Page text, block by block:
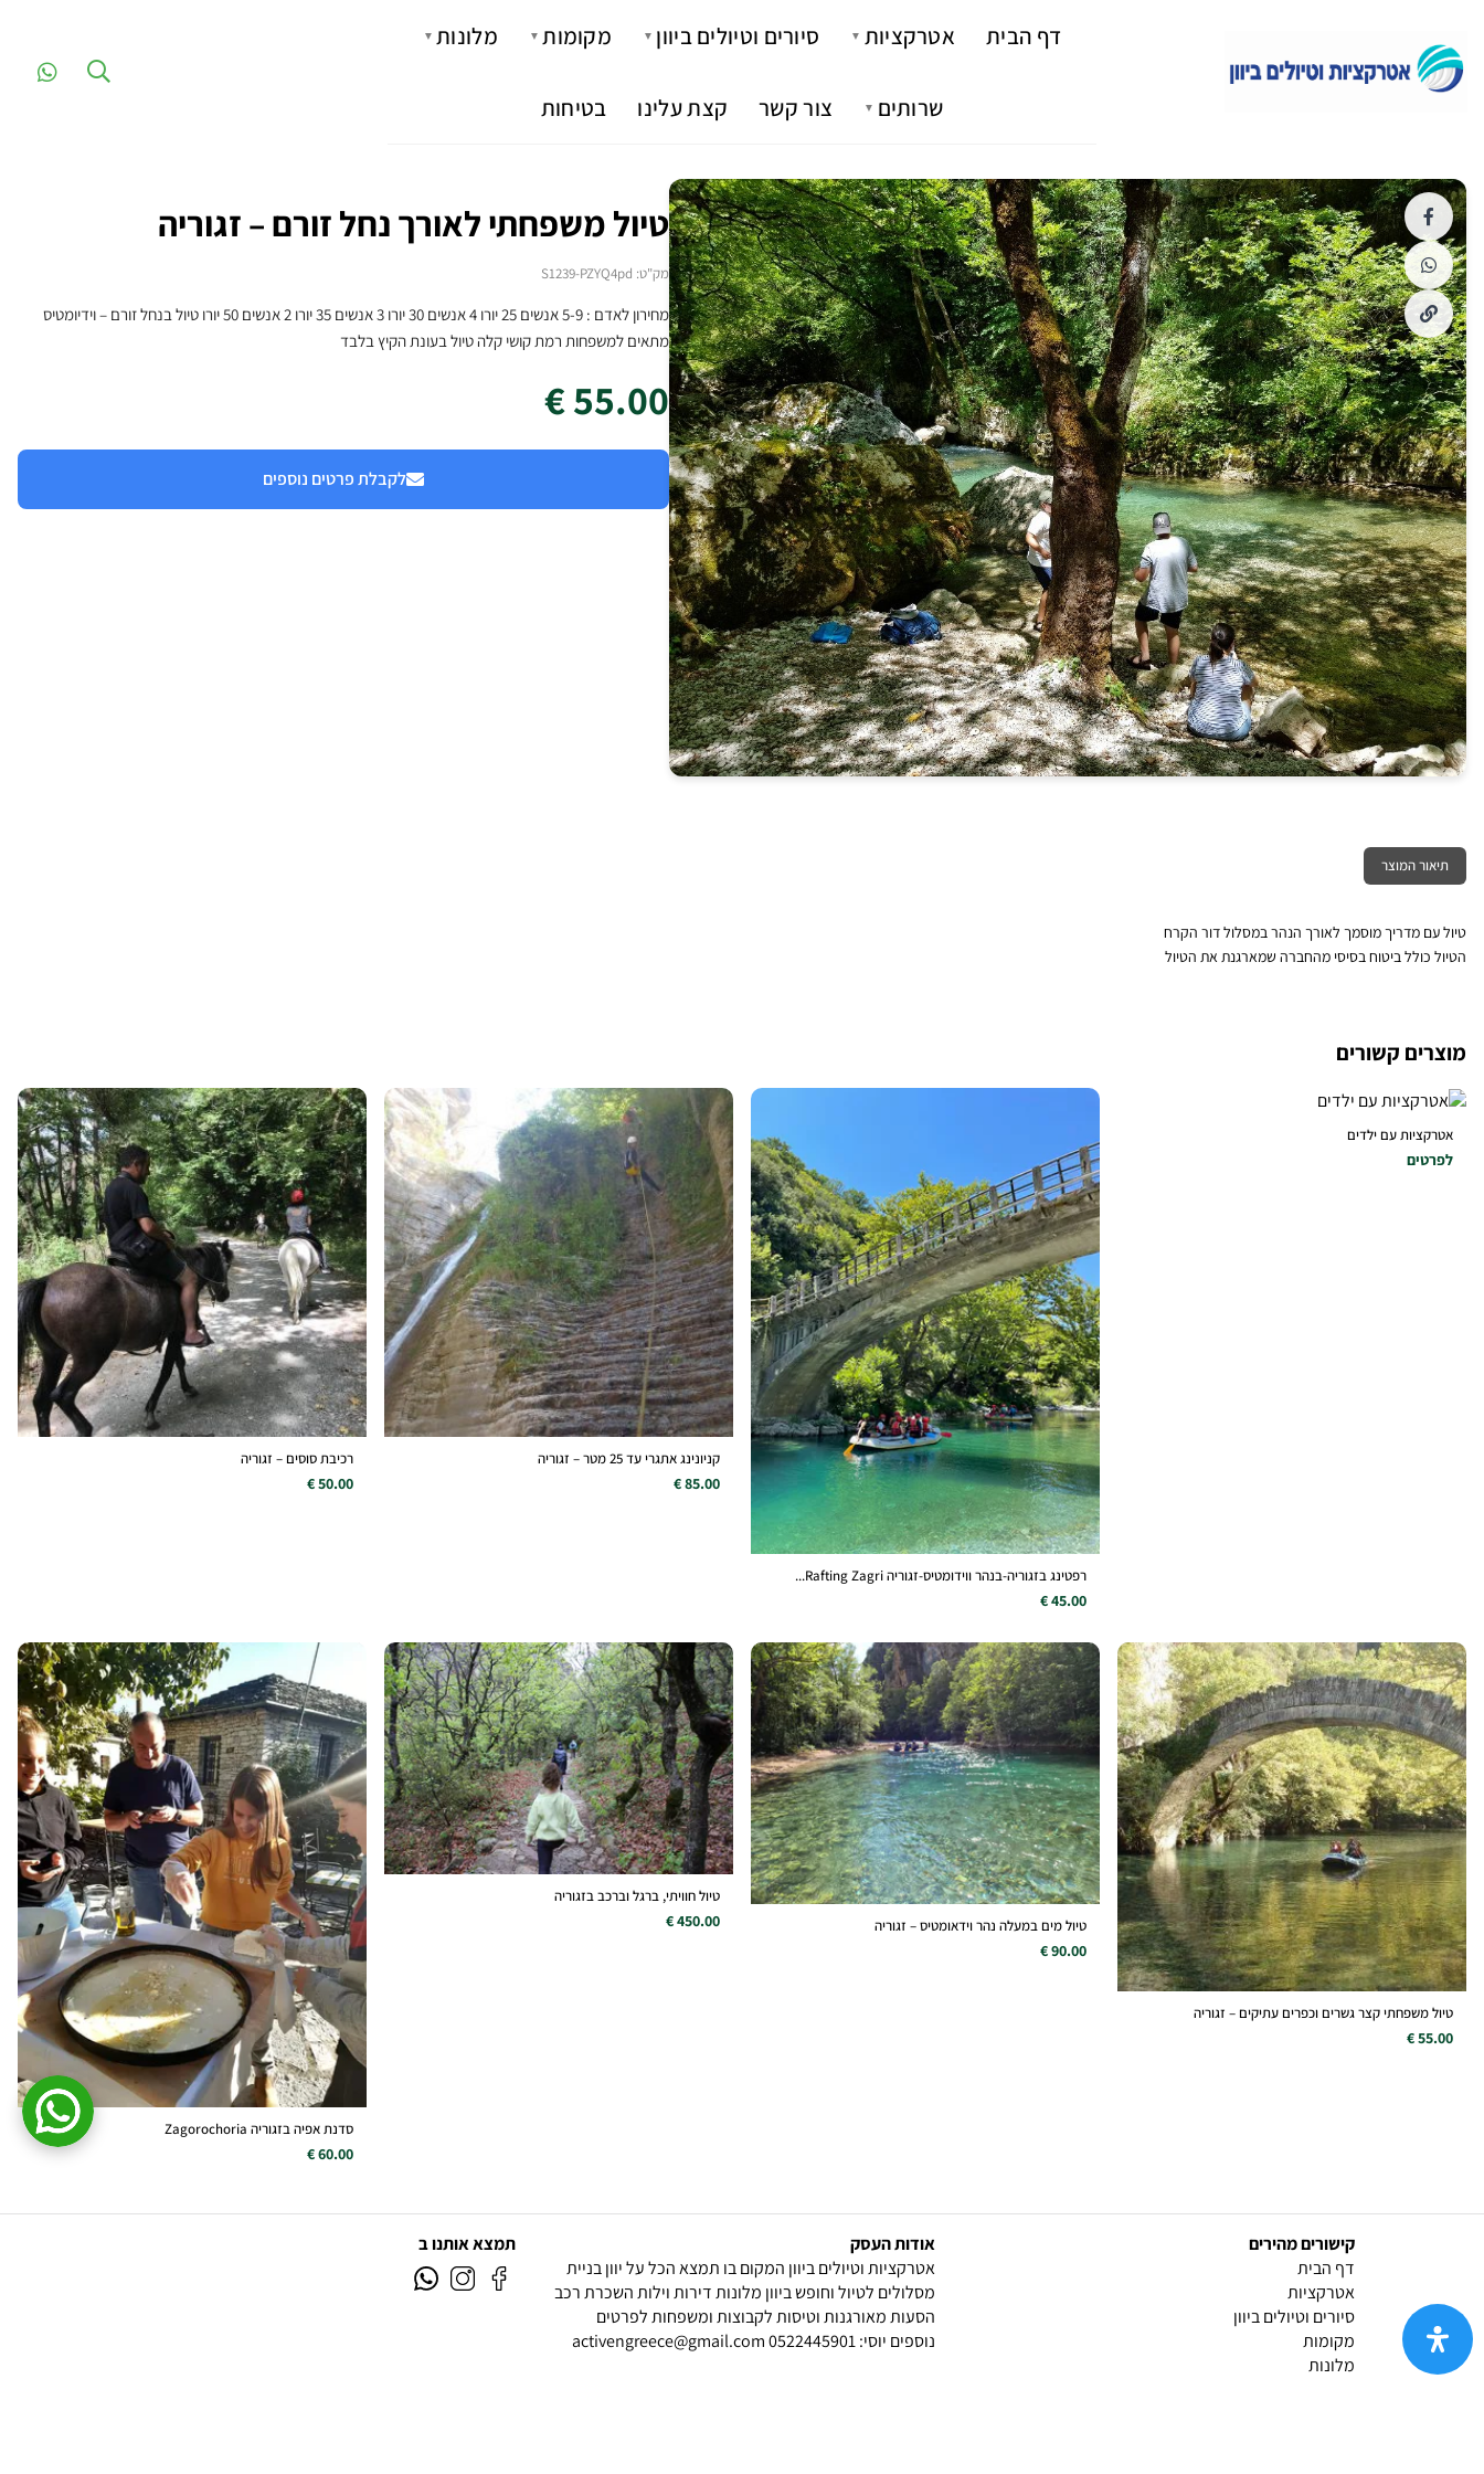
דף הבית אטרקציות ▼ סיורים וטיולים ביוון ▼ מקומות ▼ מלונות ▼
שרותים ▼ צור קשר קצת עלינו בטיחות
טיול משפחתי לאורך נחל זורם – זגוריה
מק"ט: S1239-PZYQ4pd
מחירון לאדם : 5-9 אנשים 25 יורו 4 אנשים 30 יורו 3 אנשים 35 יורו 2 אנשים 50 יורו טיול בנחל זורם – וידיומטיס
מתאים למשפחות רמת קושי קלה טיול בעונת הקיץ בלבד
55.00 €
לקבלת פרטים נוספים
תיאור המוצר
טיול עם מדריך מוסמך לאורך הנהר במסלול דור הקרח
הטיול כולל ביטוח בסיסי מהחברה שמארגנת את הטיול
מוצרים קשורים
אטרקציות עם ילדים
לפרטים
רפטינג בזגוריה-בנהר ווידומטיס-זגוריה Rafting Zagri...
45.00 €
קניונינג אתגרי עד 25 מטר – זגוריה
85.00 €
רכיבת סוסים – זגוריה
50.00 €
טיול משפחתי קצר גשרים וכפרים עתיקים – זגוריה
55.00 €
טיול מים במעלה נהר וידאומטיס – זגוריה
90.00 €
טיול חוויתי, ברגל וברכב בזגוריה
450.00 €
סדנת אפיה בזגוריה Zagorochoria
60.00 €
קישורים מהירים
דף הבית
אטרקציות
סיורים וטיולים ביוון
מקומות
מלונות
אודות העסק
אטרקציות וטיולים ביוון המקום בו תמצא הכל על יוון בניית
מסלולים לטיול וחופש ביוון מלונות דירות וילות השכרת רכב
הסעות מאורגנות וטיסות לקבוצות ומשפחות לפרטים
נוספים יוסי: 0522445901 activengreece@gmail.com
תמצא אותנו ב